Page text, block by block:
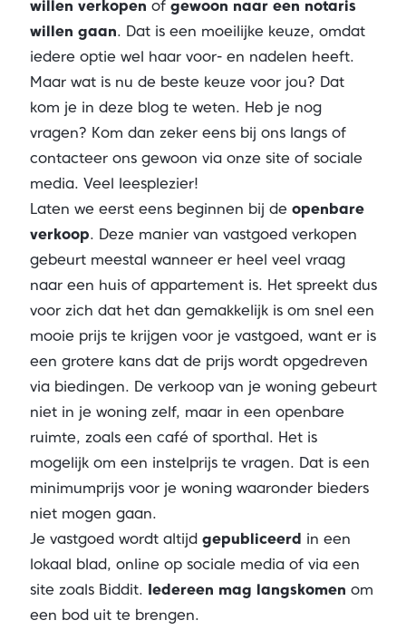
willen verkopen of gewoon naar een notaris
willen gaan. Dat is een moeilijke keuze, omdat
iedere optie wel haar voor- en nadelen heeft.
Maar wat is nu de beste keuze voor jou? Dat
kom je in deze blog te weten. Heb je nog
vragen? Kom dan zeker eens bij ons langs of
contacteer ons gewoon via onze site of sociale
media. Veel leesplezier!
Laten we eerst eens beginnen bij de openbare
verkoop. Deze manier van vastgoed verkopen
gebeurt meestal wanneer er heel veel vraag
naar een huis of appartement is. Het spreekt dus
voor zich dat het dan gemakkelijk is om snel een
mooie prijs te krijgen voor je vastgoed, want er is
een grotere kans dat de prijs wordt opgedreven
via biedingen. De verkoop van je woning gebeurt
niet in je woning zelf, maar in een openbare
ruimte, zoals een café of sporthal. Het is
mogelijk om een instelprijs te vragen. Dat is een
minimumprijs voor je woning waaronder bieders
niet mogen gaan.
Je vastgoed wordt altijd gepubliceerd in een
lokaal blad, online op sociale media of via een
site zoals Biddit. Iedereen mag langskomen om
een bod uit te brengen.